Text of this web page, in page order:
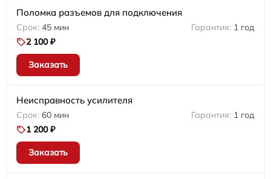
Поломка разъемов для подключения
45 мин
1 год
2 100 ₽
Заказать
Неисправность усилителя
60 мин
1 год
1 200 ₽
Заказать